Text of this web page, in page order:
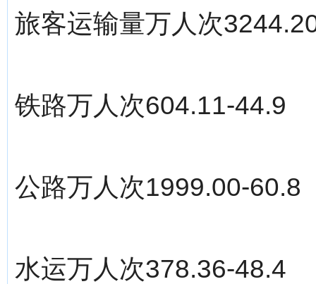
旅客运输量万人次
铁路万人次604.11-44.9
公路万人次1999.00-60.8
水运万人次378.36-48.4